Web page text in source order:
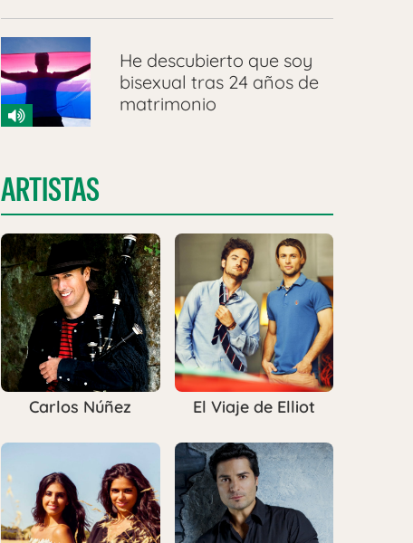
He descubierto que soy
bisexual tras 24 años de
matrimonio
ARTISTAS
Carlos Núñez El Viaje de Elliot